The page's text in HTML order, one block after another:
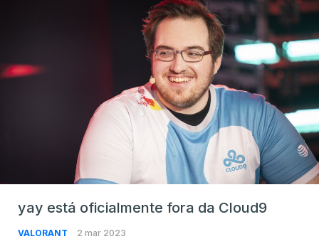
yay está oficialmente fora da Cloud9
VALORANT 2 mar 2023